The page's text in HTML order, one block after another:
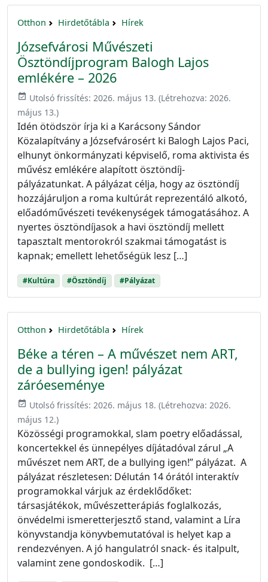
Otthon Hirdetőtábla Hírek
Józsefvárosi Művészeti
Ösztöndíjprogram Balogh Lajos
emlékére – 2026
event_available Utolsó frissítés: 2026. május 13. (Létrehozva: 2026.
május 13.)
Idén ötödször írja ki a Karácsony Sándor
Közalapítvány a Józsefvárosért ki Balogh Lajos Paci,
elhunyt önkormányzati képviselő, roma aktivista és
művész emlékére alapított ösztöndíj-
pályázatunkat. A pályázat célja, hogy az ösztöndíj
hozzájáruljon a roma kultúrát reprezentáló alkotó,
előadóművészeti tevékenységek támogatásához. A
nyertes ösztöndíjasok a havi ösztöndíj mellett
tapasztalt mentorokról szakmai támogatást is
kapnak; emellett lehetőségük lesz […]
#Kultúra #Ösztöndíj #Pályázat
Otthon Hirdetőtábla Hírek
Béke a téren – A művészet nem ART,
de a bullying igen! pályázat
záróeseménye
event_available Utolsó frissítés: 2026. május 18. (Létrehozva: 2026.
május 12.)
Közösségi programokkal, slam poetry előadással,
koncertekkel és ünnepélyes díjátadóval zárul „A
művészet nem ART, de a bullying igen!” pályázat. A
pályázat részletesen: Délután 14 órától interaktív
programokkal várjuk az érdeklődőket:
társasjátékok, művészetterápiás foglalkozás,
önvédelmi ismeretterjesztő stand, valamint a Líra
könyvstandja könyvbemutatóval is helyet kap a
rendezvényen. A jó hangulatról snack- és italpult,
valamint zene gondoskodik. […]